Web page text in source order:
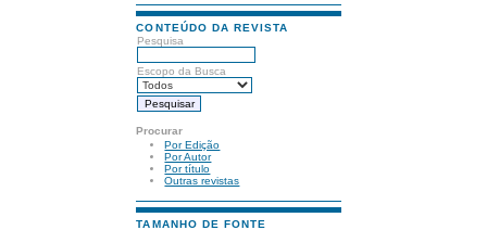
CONTEÚDO DA REVISTA
Pesquisa
Escopo da Busca
Procurar
Por Edição
Por Autor
Por título
Outras revistas
TAMANHO DE FONTE